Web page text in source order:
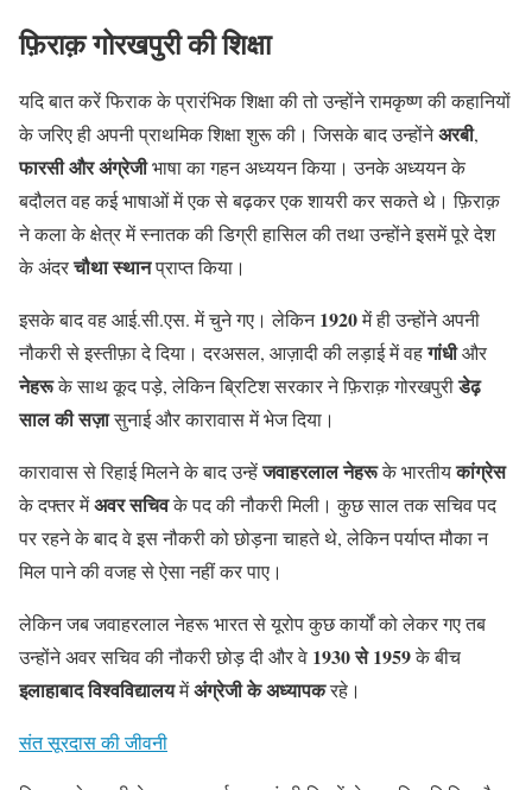
फ़िराक़ गोरखपुरी की शिक्षा
यदि बात करें फिराक के प्रारंभिक शिक्षा की तो उन्होंने रामकृष्ण की कहानियों
के जरिए ही अपनी प्राथमिक शिक्षा शुरू की। जिसके बाद उन्होंनेअरबी,
फारसी और अंग्रेजीभाषा का गहन अध्ययन किया। उनके अध्ययन के
बदौलत वह कई भाषाओं में एक से बढ़कर एक शायरी कर सकते थे। फ़िराक़
ने कला के क्षेत्र में स्नातक की डिग्री हासिल की तथा उन्होंने इसमें पूरे देश
के अंदरचौथा स्थानप्राप्त किया।
इसके बाद वह आई.सी.एस. में चुने गए। लेकिन1920में ही उन्होंने अपनी
नौकरी से इस्तीफ़ा दे दिया। दरअसल, आज़ादी की लड़ाई में वहगांधीऔर
नेहरूके साथ कूद पड़े, लेकिन ब्रिटिश सरकार ने फ़िराक़ गोरखपुरीडेढ़
साल की सज़ासुनाई और कारावास में भेज दिया।
कारावास से रिहाई मिलने के बाद उन्हेंजवाहरलाल नेहरूके भारतीयकांग्रेस
के दफ्तर मेंअवर सचिवके पद की नौकरी मिली। कुछ साल तक सचिव पद
पर रहने के बाद वे इस नौकरी को छोड़ना चाहते थे, लेकिन पर्याप्त मौका न
मिल पाने की वजह से ऐसा नहीं कर पाए।
लेकिन जब जवाहरलाल नेहरू भारत से यूरोप कुछ कार्यों को लेकर गए तब
उन्होंने अवर सचिव की नौकरी छोड़ दी और वे 1930 से 1959के बीच
इलाहाबाद विश्वविद्यालयमेंअंग्रेजी के अध्यापकरहे।
संत सूरदास की जीवनी